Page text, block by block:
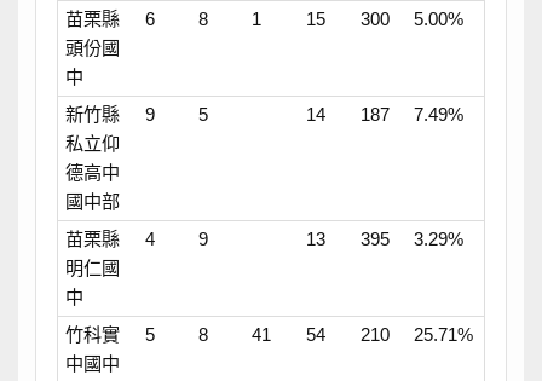
苗栗縣
頭份國
中
6 8 1 15 300 5.00%
新竹縣
私立仰
德高中
國中部
9 5 14 187 7.49%
苗栗縣
明仁國
中
4 9 13 395 3.29%
竹科實
中國中
5 8 41 54 210 25.71%